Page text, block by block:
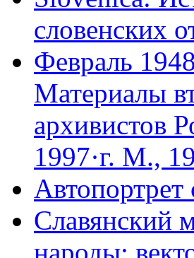
словенских
Февраль
Материалы
архивистов
1997·г. М.,
Славянский